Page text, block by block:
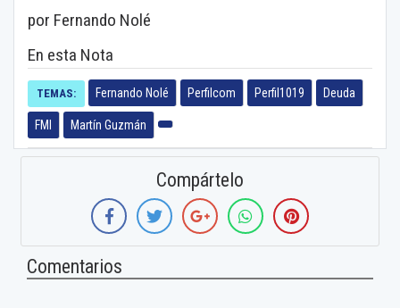
por Fernando Nolé
En esta Nota
TEMAS: Fernando Nolé Perfilcom Perfil1019 Deuda
FMI Martín Guzmán
Compártelo
Comentarios